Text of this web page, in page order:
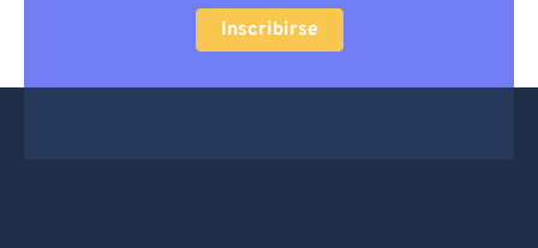
Inscribirse